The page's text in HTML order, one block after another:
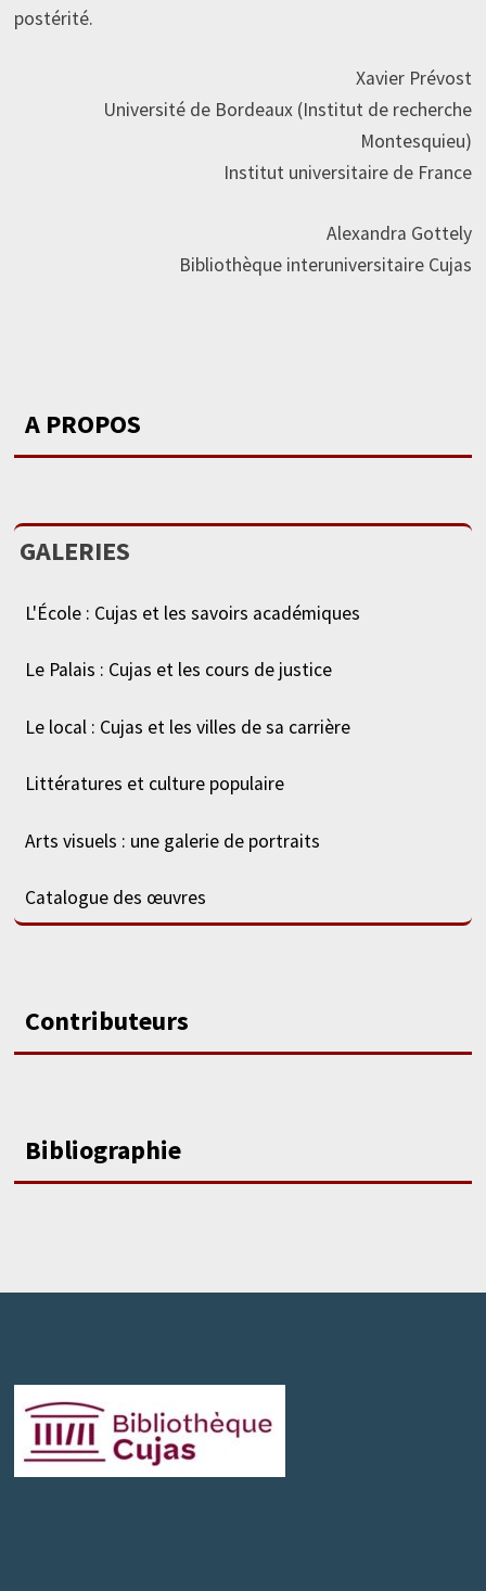
postérité.
Xavier Prévost
Université de Bordeaux (Institut de recherche
Montesquieu)
Institut universitaire de France
Alexandra Gottely
Bibliothèque interuniversitaire Cujas
A PROPOS
GALERIES
L'École : Cujas et les savoirs académiques
Le Palais : Cujas et les cours de justice
Le local : Cujas et les villes de sa carrière
Littératures et culture populaire
Arts visuels : une galerie de portraits
Catalogue des œuvres
Contributeurs
Bibliographie